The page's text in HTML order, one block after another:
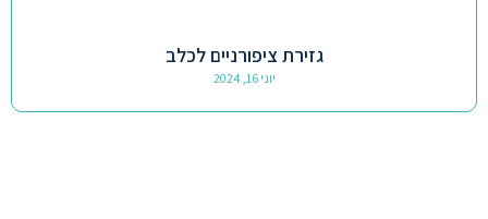
גזירת ציפורניים לכלב
יוני 16, 2024